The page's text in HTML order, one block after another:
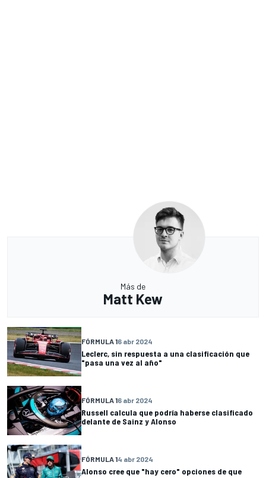
Más de
Matt Kew
FÓRMULA 16 abr 2024
Leclerc, sin respuesta a una clasificación que
"pasa una vez al año"
FÓRMULA 16 abr 2024
Russell calcula que podría haberse clasificado
delante de Sainz y Alonso
FÓRMULA 14 abr 2024
Alonso cree que "hay cero" opciones de que